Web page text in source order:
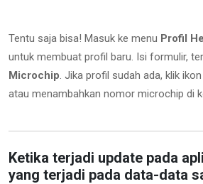
Tentu saja bisa! Masuk ke menu Profil
untuk membuat profil baru. Isi formulir,
Microchip. Jika profil sudah ada, klik
atau menambahkan nomor microchip di
Ketika terjadi update pada
yang terjadi pada data-data